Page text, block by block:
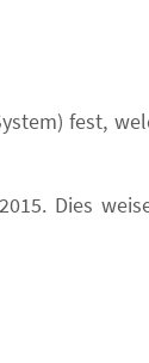
fest,
Dies